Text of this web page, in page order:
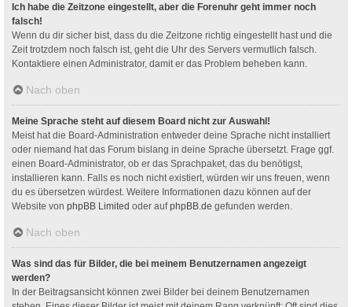
Ich habe die Zeitzone eingestellt, aber die Forenuhr geht immer noch
falsch!
Wenn du dir sicher bist, dass du die Zeitzone richtig eingestellt hast und die
Zeit trotzdem noch falsch ist, geht die Uhr des Servers vermutlich falsch.
Kontaktiere einen Administrator, damit er das Problem beheben kann.
Nach oben
Meine Sprache steht auf diesem Board nicht zur Auswahl!
Meist hat die Board-Administration entweder deine Sprache nicht installiert
oder niemand hat das Forum bislang in deine Sprache übersetzt. Frage ggf.
einen Board-Administrator, ob er das Sprachpaket, das du benötigst,
installieren kann. Falls es noch nicht existiert, würden wir uns freuen, wenn
du es übersetzen würdest. Weitere Informationen dazu können auf der
Website von phpBB Limited oder aufphpBB.de gefunden werden.
Nach oben
Was sind das für Bilder, die bei meinem Benutzernamen angezeigt
werden?
In der Beitragsansicht können zwei Bilder bei deinem Benutzernamen